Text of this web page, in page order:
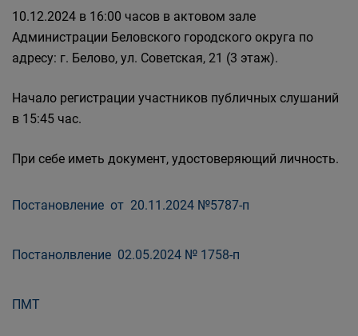
10.12.2024 в 16:00 часов в актовом зале
Администрации Беловского городского округа по
адресу: г. Белово, ул. Советская, 21 (3 этаж).
Начало регистрации участников публичных слушаний
в 15:45 час.
При себе иметь документ, удостоверяющий личность.
Постановление от 20.11.2024 №5787-п
Постанолвление 02.05.2024 № 1758-п
ПМТ